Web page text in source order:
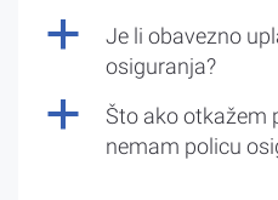
a
Je li obavezno
osiguranja?
a
Što ako otkažem
nemam policu